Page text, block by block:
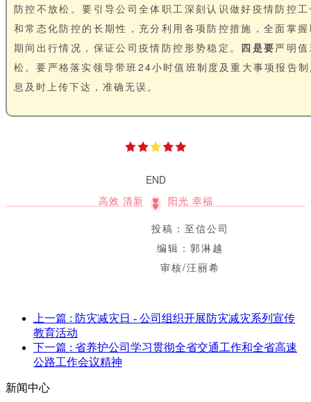
防控不放松。要引导公司全体职工深刻认识做好疫情防控
和常态化防控的长期性，充分利用各项防控措施，全面掌
期间出行情况，保证公司疫情防控形势稳定。 四是要严明
松。要严格落实领导带班24小时值班制度及重大事项报告
息及时上传下达，准确无误。
END
高效 清新
阳光 幸福
投稿：至信公司
编辑：郭淋越
审核/汪丽希
上一篇 : 防灾减灾日 - 公司组织开展防灾减灾系列宣传
教育活动
下一篇 : 省养护公司学习贯彻全省交通工作和全省高速
公路工作会议精神
新闻中心